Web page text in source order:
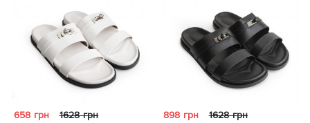
658 грн 1628 грн 898 грн 1628 грн